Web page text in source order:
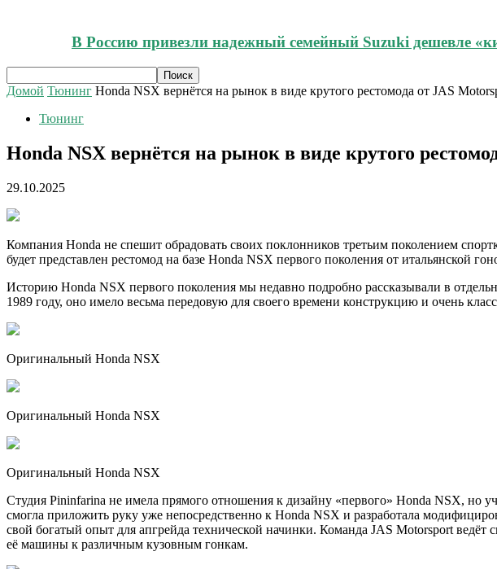
В Россию привезли надежный семейный Suzuki дешевле
Домой Тюнинг Honda NSX вернётся на рынок в виде крутого рестомода от JAS
Тюнинг
Honda NSX вернётся на рынок в виде крутого
29.10.2025
Компания Honda не спешит обрадовать своих поклонников третьим поколением
будет представлен рестомод на базе Honda NSX первого поколения от итальянской
Историю Honda NSX первого поколения мы недавно подробно рассказывали в
1989 году, оно имело весьма передовую для своего времени конструкцию и очень
Оригинальный Honda NSX
Оригинальный Honda NSX
Оригинальный Honda NSX
Студия Pininfarina не имела прямого отношения к дизайну «первого» Honda NSX, но
смогла приложить руку уже непосредственно к Honda NSX и разработала
свой богатый опыт для апгрейда технической начинки. Команда JAS Motorsport
её машины к различным кузовным гонкам.